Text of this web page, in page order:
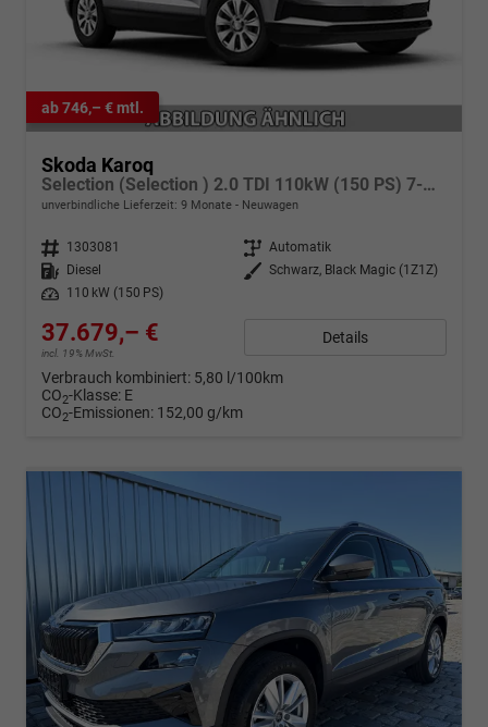
ab 746,– € mtl.
Skoda Karoq
Selection (Selection ) 2.0 TDI 110kW (150 PS) 7-Gang DSG 4x4
unverbindliche Lieferzeit: 9 Monate Neuwagen
Fahrzeugnr. 1303081 Getriebe Automatik
Kraftstoff
Diesel Außenfarbe Schwarz, Black Magic (1Z1Z)
Leistung
110 kW (150 PS)
37.679,– €
incl. 19% MwSt.
Details
Verbrauch kombiniert: 5,80 l/100km
CO2-Klasse: E
CO2-Emissionen: 152,00 g/km